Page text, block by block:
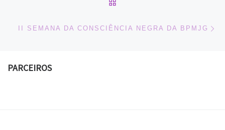
II SEMANA DA CONSCIÊNCIA NEGRA DA BPMJG
PARCEIROS